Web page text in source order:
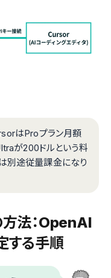
はProプラン月額
が200ドルという料
別途従量課金になり
法：OpenAI
する手順